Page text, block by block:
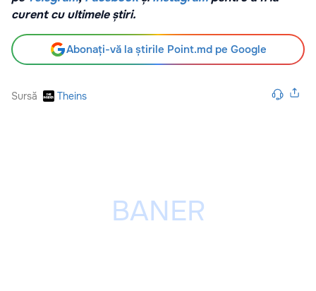
curent cu ultimele știri.
Abonați-vă la știrile Point.md pe Google
Sursă Theins